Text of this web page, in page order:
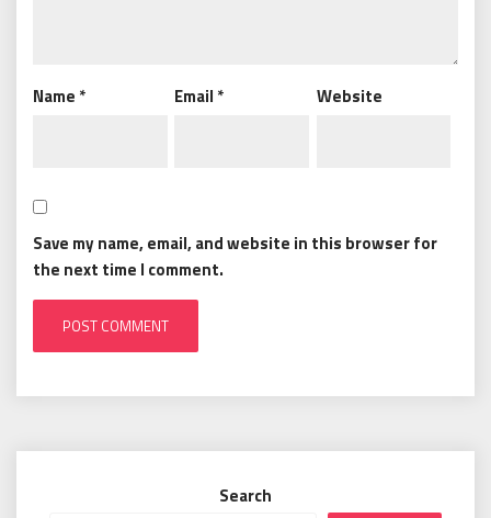
Name * Email * Website
Save my name, email, and website in this browser for
the next time I comment.
Search